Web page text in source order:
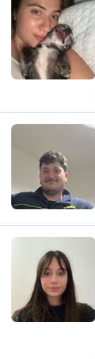
G
D
C